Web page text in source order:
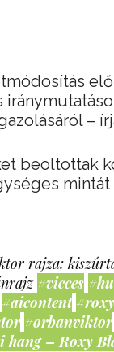
–
beoltottak
rajza:
#vicces
#aicontent
#orbanviktor
hang – Roxy